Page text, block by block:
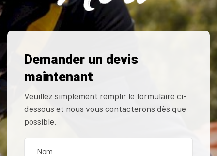
Demander un devis
maintenant
Veuillez simplement remplir le formulaire ci-
dessous et nous vous contacterons dès que
possible.